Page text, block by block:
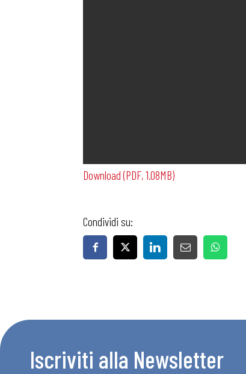
Download (PDF, 1.08MB)
Condividi su:
Iscriviti alla Newsletter